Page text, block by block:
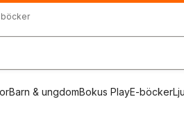
böcker
Barn & ungdomBokus PlayE-böcker